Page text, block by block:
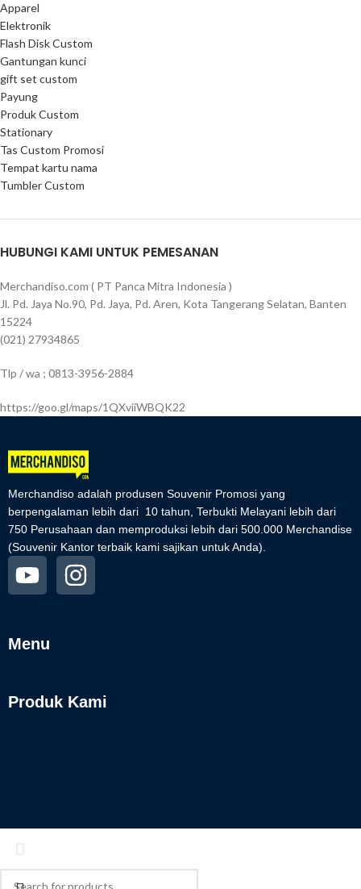
Apparel
Elektronik
Flash Disk Custom
Gantungan kunci
gift set custom
Payung
Produk Custom
Stationary
Tas Custom Promosi
Tempat kartu nama
Tumbler Custom
HUBUNGI KAMI UNTUK PEMESANAN
Merchandiso.com ( PT Panca Mitra Indonesia )
Jl. Pd. Jaya No.90, Pd. Jaya, Pd. Aren, Kota Tangerang Selatan, Banten
15224
(021) 27934865
Tlp / wa ; 0813-3956-2884
https://goo.gl/maps/1QXviiWBQK22
Merchandiso adalah produsen Souvenir Promosi yang
berpengalaman lebih dari 10 tahun, Terbukti Melayani lebih dari
750 Perusahaan dan memproduksi lebih dari 500.000 Merchandise
(Souvenir Kantor terbaik kami sajikan untuk Anda).
Menu
Produk Kami